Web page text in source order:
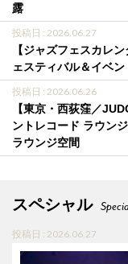
露
投稿日 : 2026.06.27
【ジャズフェスカレ
ェスティバル＆イベン
投稿日 : 2026.06.26
【東京・西荻窪／
ントレコード ラウン
ラウンジ空間
スペシャル
投稿日 : 2026.06.27